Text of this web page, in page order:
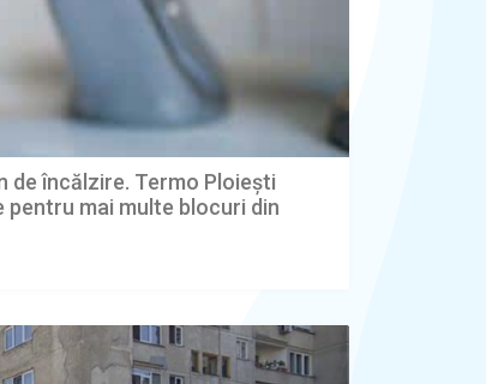
de încălzire. Termo Ploiești
mai multe blocuri din